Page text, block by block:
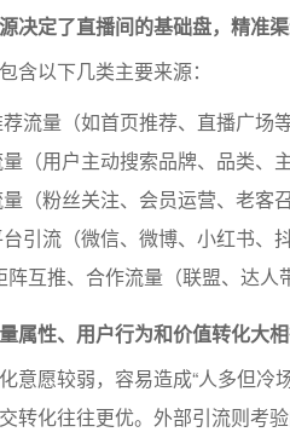
决定了直播间的基础盘，精准
含以下几类主要来源：
流量（如首页推荐、直播广场等
（用户主动搜索品牌、品类、主
（粉丝关注、会员运营、老客
引流（微信、微博、小红书、
互推、合作流量（联盟、达人
属性、用户行为和价值转化大相
意愿较弱，容易造成“人多但冷
转化往往更优。外部引流则考